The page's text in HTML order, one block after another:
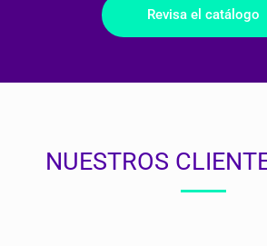
Revisa el catálogo
NUESTROS